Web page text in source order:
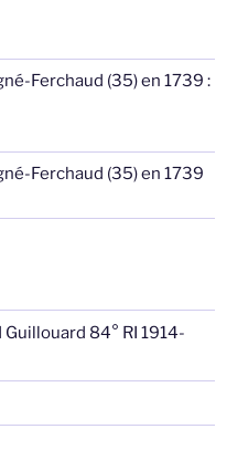
Ferchaud (35) en 1739 :
Ferchaud (35) en 1739
84° RI 1914-